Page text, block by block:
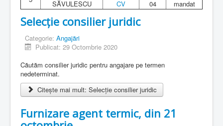
SĂVULESCU
CV
04
mandat
Selecție consilier juridic
Categorie: Angajări
Publicat: 29 Octombrie 2020
Căutăm consilier juridic pentru angajare pe termen
nedeterminat.
Citește mai mult: Selecție consilier juridic
Furnizare agent termic, din 21